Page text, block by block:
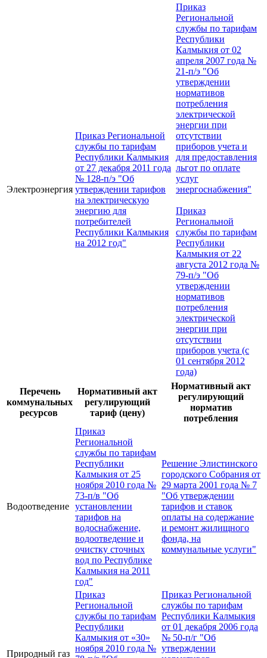
Электроэнергия
Приказ Региональной
службы по тарифам
Республики Калмыкия
от 27 декабря 2011 года
№ 128-п/э "Об
утверждении тарифов
на электрическую
энергию для
потребителей
Республики Калмыкия
на 2012 год"
Приказ
Региональной
службы по тарифам
Республики
Калмыкия от 02
апреля 2007 года №
21-п/э "Об
утверждении
нормативов
потребления
электрической
энергии при
отсутствии
приборов учета и
для предоставления
льгот по оплате
услуг
энергоснабжения"
Приказ
Региональной
службы по тарифам
Республики
Калмыкия от 22
августа 2012 года №
79-п/э "Об
утверждении
нормативов
потребления
электрической
энергии при
отсутствии
приборов учета (с
01 сентября 2012
года)
Перечень
коммунальных
ресурсов
Нормативный акт
регулирующий
тариф (цену)
Нормативный акт
регулирующий
норматив
потребления
Водоотведение
Приказ
Региональной
службы по тарифам
Республики
Калмыкия от 25
ноября 2010 года №
73-п/в "Об
установлении
тарифов на
водоснабжение,
водоотведение и
очистку сточных
вод по Республике
Калмыкия на 2011
год"
Решение Элистинского
городского Собрания от
29 марта 2001 года № 7
"Об утверждении
тарифов и ставок
оплаты на содержание
и ремонт жилищного
фонда, на
коммунальные услуги"
Природный газ
Приказ
Региональной
службы по тарифам
Республики
Калмыкия от «30»
ноября 2010 года №
Приказ Региональной
службы по тарифам
Республики Калмыкия
от 01 декабря 2006 года
№ 50-п/г "Об
утверждении